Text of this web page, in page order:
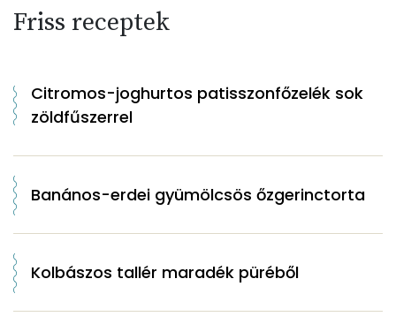
Friss receptek
Citromos-joghurtos patisszonfőzelék sok
zöldfűszerrel
Banános-erdei gyümölcsös őzgerinctorta
Kolbászos tallér maradék püréből